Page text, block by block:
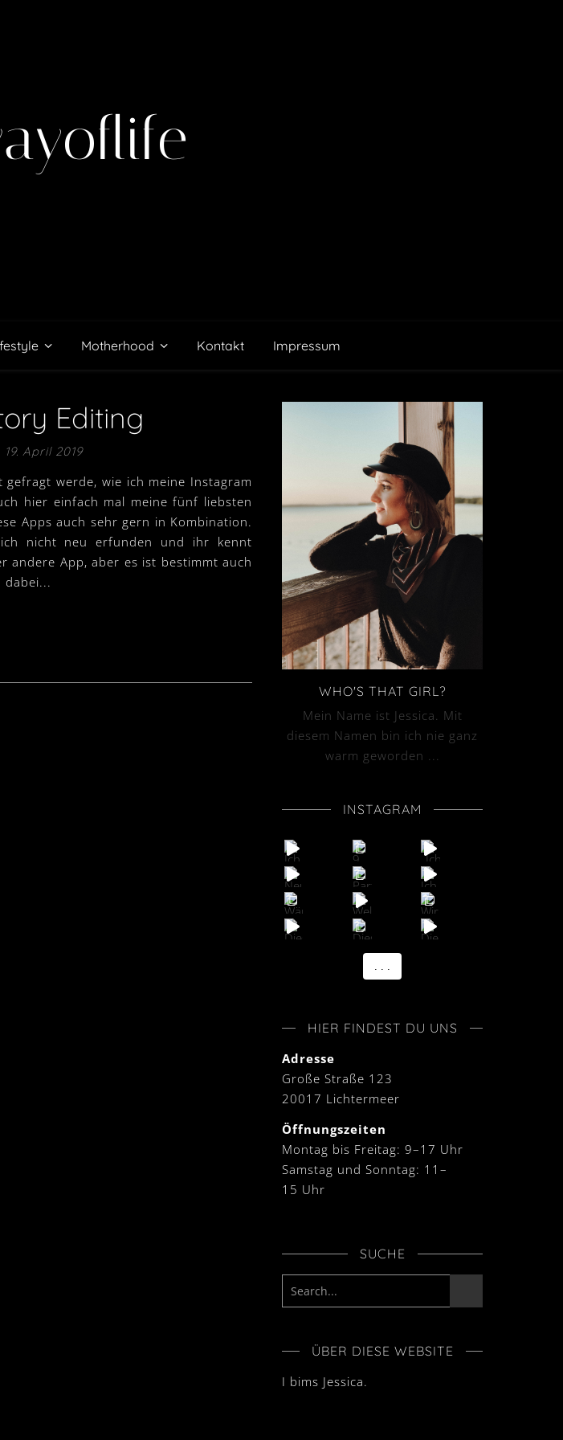
Motherhood Kontakt Impressum
Editing
19. April 2019
werde, wie ich meine Instagram
hier einfach mal meine fünf liebsten
Apps auch sehr gern in Kombination.
nicht neu erfunden und ihr kennt
andere App, aber es ist bestimmt auch
dabei...
WHO'S THAT GIRL?
Mein Name ist Jessica. Mit
diesem Namen bin ich nie ganz
warm geworden ...
INSTAGRAM
HIER FINDEST DU UNS
Adresse
Große Straße 123
20017 Lichtermeer
Öffnungszeiten
Montag bis Freitag: 9–17 Uhr
Samstag und Sonntag: 11–
15 Uhr
SUCHE
ÜBER DIESE WEBSITE
I bims Jessica.